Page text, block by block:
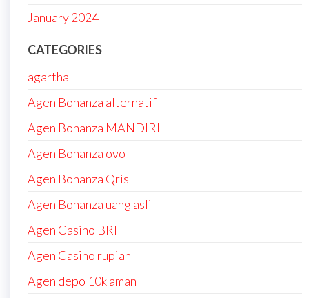
January 2024
CATEGORIES
agartha
Agen Bonanza alternatif
Agen Bonanza MANDIRI
Agen Bonanza ovo
Agen Bonanza Qris
Agen Bonanza uang asli
Agen Casino BRI
Agen Casino rupiah
Agen depo 10k aman